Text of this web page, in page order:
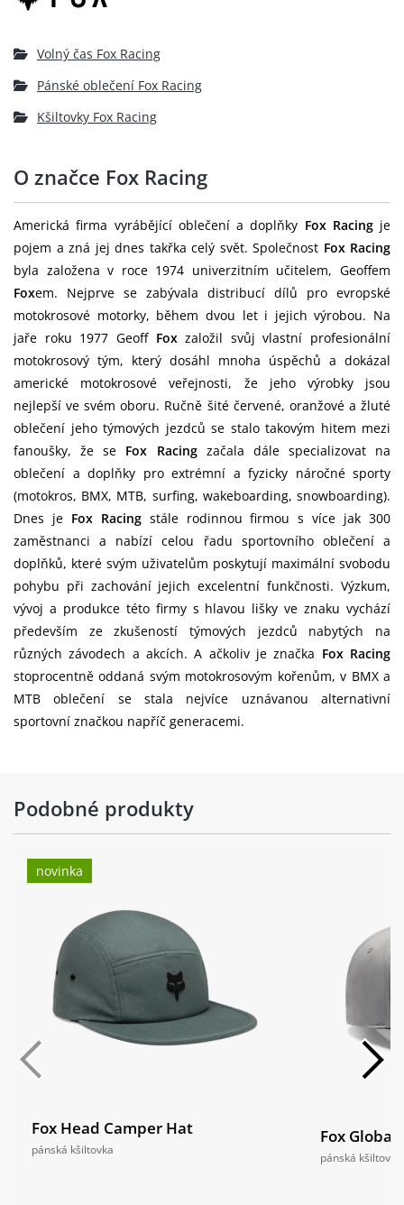
Volný čas Fox Racing
Pánské oblečení Fox Racing
Kšiltovky Fox Racing
O značce Fox Racing
Americká firma vyrábějící oblečení a doplňky Fox Racingje
pojem a zná jej dnes takřka celý svět. Společnost Fox Racing
byla založena v roce 1974 univerzitním učitelem, Geoffem
Foxem. Nejprve se zabývala distribucí dílů pro evropské
motokrosové motorky, během dvou let i jejich výrobou. Na
jaře roku 1977 Geoff Foxzaložil svůj vlastní profesionální
motokrosový tým, který dosáhl mnoha úspěchů a dokázal
americké motokrosové veřejnosti, že jeho výrobky jsou
nejlepší ve svém oboru. Ručně šité červené, oranžové a žluté
oblečení jeho týmových jezdců se stalo takovým hitem mezi
fanoušky, že se Fox Racingzačala dále specializovat na
oblečení a doplňky pro extrémní a fyzicky náročné sporty
(motokros, BMX, MTB, surfing, wakeboarding, snowboarding).
Dnes je Fox Racingstále rodinnou firmou s více jak 300
zaměstnanci a nabízí celou řadu sportovního oblečení a
doplňků, které svým uživatelům poskytují maximální svobodu
pohybu při zachování jejich excelentní funkčnosti. Výzkum,
vývoj a produkce této firmy s hlavou lišky ve znaku vychází
především ze zkušeností týmových jezdců nabytých na
různých závodech a akcích. A ačkoliv je značka Fox Racing
stoprocentně oddaná svým motokrosovým kořenům, v BMX a
MTB oblečení se stala nejvíce uznávanou alternativní
sportovní značkou napříč generacemi.
Podobné produkty
novinka
Fox Head Camper Hat
pánská kšiltovka
Fox
pánská kšiltovka